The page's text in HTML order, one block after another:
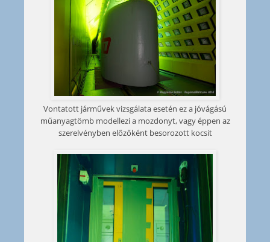
Vontatott járművek vizsgálata esetén ez a jóvágású
műanyagtömb modellezi a mozdonyt, vagy éppen az
szerelvényben előzőként besorozott kocsit